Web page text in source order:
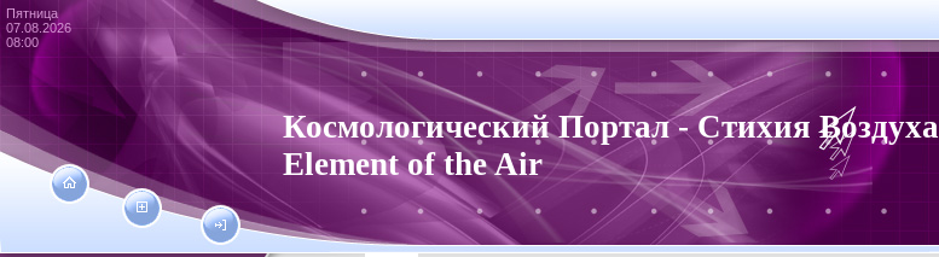
Пятница
07.08.2026
08:00
Космологический Портал - Стихия Воздуха
Element of the Air